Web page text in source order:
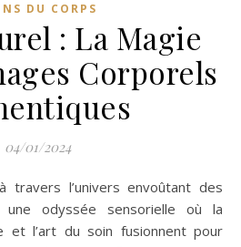
DU CORPS
: La Magie
Corporels
04/01/2024
une odyssée sensorielle où la
et l’art du soin fusionnent pour